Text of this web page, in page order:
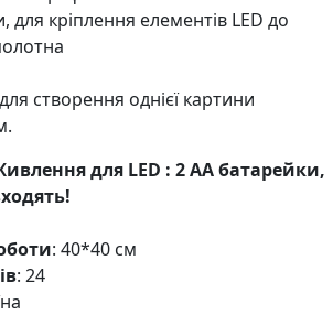
для кріплення елементів LED до
створення однієї картини
для LED : 2 АА батарейки,
: 40*40 см
: 24